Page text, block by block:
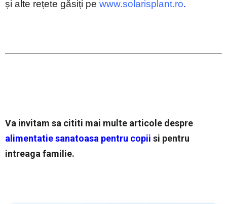
și alte rețete găsiți pe www.solarisplant.ro.
Va invitam sa cititi mai multe articole despre
alimentatie sanatoasa pentru copii si pentru
intreaga familie.